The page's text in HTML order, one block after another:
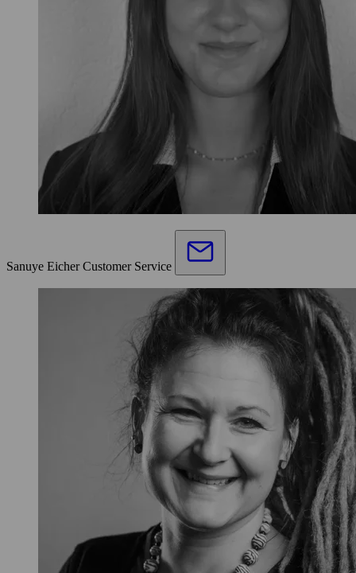
Sanuye Eicher Customer Service